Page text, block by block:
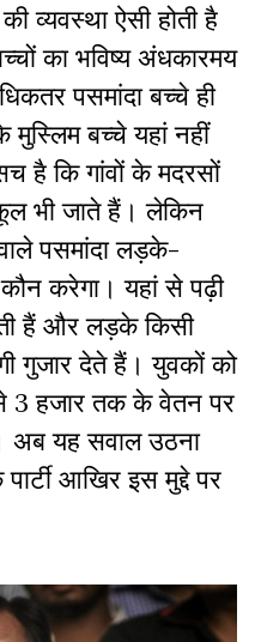
व्यवस्था ऐसी होती है
का भविष्य अंधकारमय
पसमांदा बच्चे ही
मुस्लिम बच्चे यहां नहीं
है कि गांवों के मदरसों
भी जाते हैं। लेकिन
पसमांदा लड़के-
करेगा। यहां से पढ़ी
हैं और लड़के किसी
गुजार देते हैं। युवकों को
3 हजार तक के वेतन पर
अब यह सवाल उठना
आखिर इस मुद्दे पर